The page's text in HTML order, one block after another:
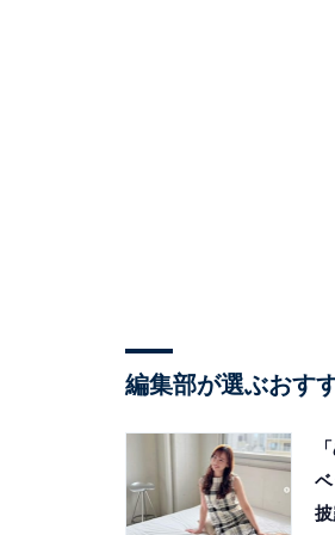
編集部が選ぶおす